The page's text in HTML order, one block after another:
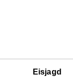
Eisjagd